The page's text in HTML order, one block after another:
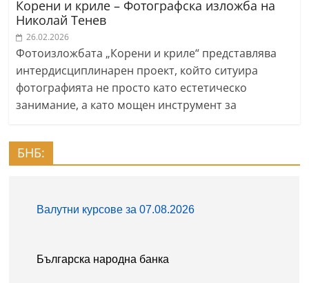
Корени и криле – Фотографска изложба на
Николай Тенев
26.02.2026
Фотоизложбата „Корени и криле“ представлява
интердисциплинарен проект, който ситуира
фотографията не просто като естетическо
занимание, а като мощен инструмент за
БНБ: